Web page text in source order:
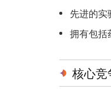
先进的
拥有包括
核心竞